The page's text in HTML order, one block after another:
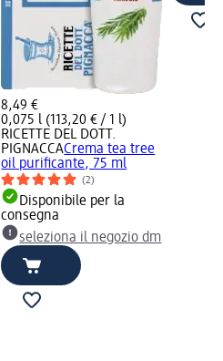
8,49 €
0,075 l (113,20 € / 1 l)
RICETTE DEL DOTT.
PIGNACCACrema tea tree
oil purificante, 75 ml
(2)
Disponibile per la
consegna
seleziona il negozio dm